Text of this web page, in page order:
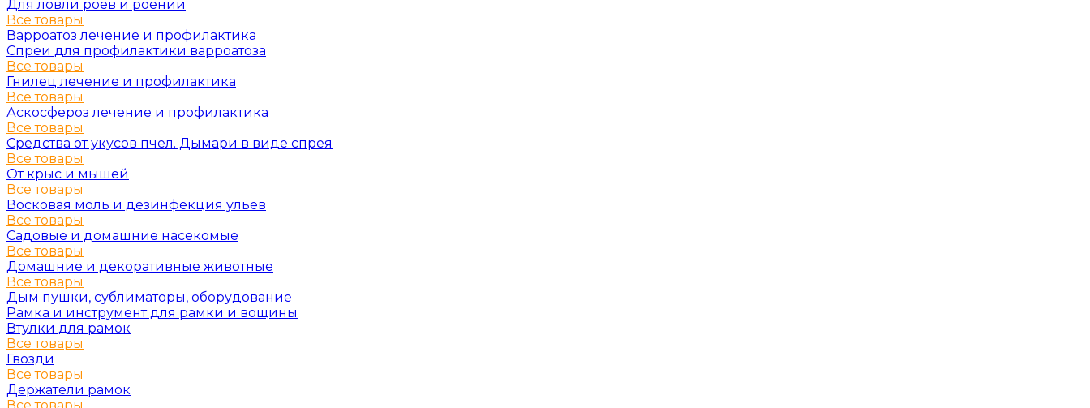
Для ловли роёв и роении
Все товары
Варроатоз лечение и профилактика
Спреи для профилактики варроатоза
Все товары
Гнилец лечение и профилактика
Все товары
Аскосфероз лечение и профилактика
Все товары
Средства от укусов пчел. Дымари в виде спрея
Все товары
От крыс и мышей
Все товары
Восковая моль и дезинфекция ульев
Все товары
Садовые и домашние насекомые
Все товары
Домашние и декоративные животные
Все товары
Дым пушки, сублиматоры, оборудование
Рамка и инструмент для рамки и вощины
Втулки для рамок
Все товары
Гвозди
Все товары
Держатели рамок